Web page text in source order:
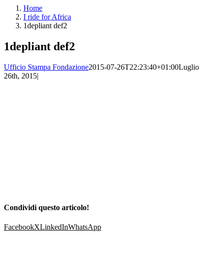
Home
I ride for Africa
1depliant def2
1depliant def2
Ufficio Stampa Fondazione2015-07-26T22:23:40+01:00Luglio
26th, 2015|
Condividi questo articolo!
FacebookXLinkedInWhatsApp